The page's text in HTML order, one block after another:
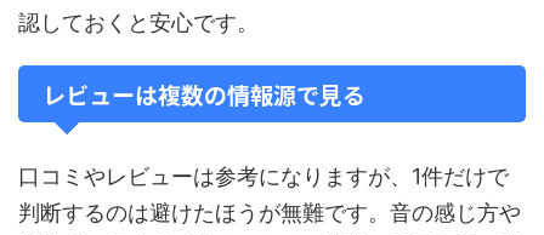
認しておくと安心です。
レビューは複数の情報源で見る
口コミやレビューは参考になりますが、1件だけで
判断するのは避けたほうが無難です。音の感じ方や